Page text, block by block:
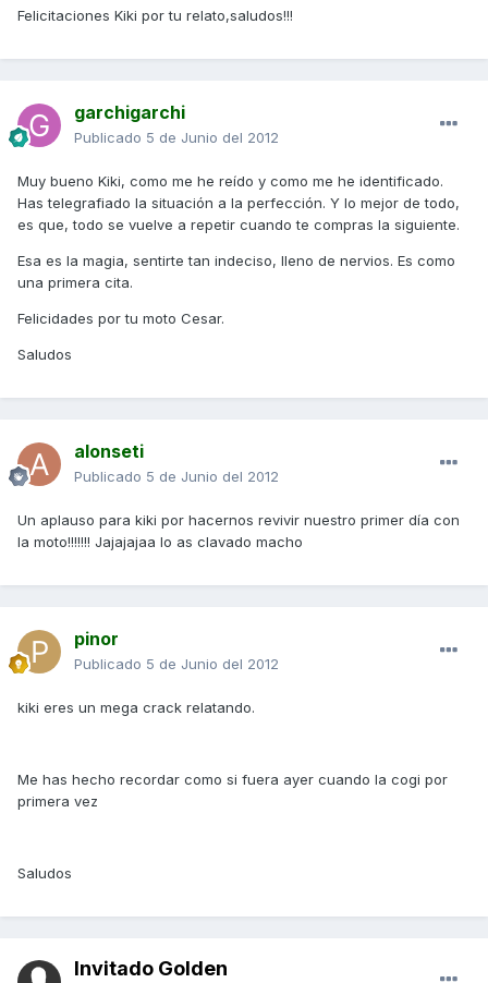
Felicitaciones Kiki por tu relato,saludos!!!
garchigarchi
Publicado 5 de Junio del 2012
Muy bueno Kiki, como me he reído y como me he identificado.
Has telegrafiado la situación a la perfección. Y lo mejor de todo,
es que, todo se vuelve a repetir cuando te compras la siguiente.
Esa es la magia, sentirte tan indeciso, lleno de nervios. Es como
una primera cita.
Felicidades por tu moto Cesar.
Saludos
alonseti
Publicado 5 de Junio del 2012
Un aplauso para kiki por hacernos revivir nuestro primer día con
la moto!!!!!!! Jajajajaa lo as clavado macho
pinor
Publicado 5 de Junio del 2012
kiki eres un mega crack relatando.
Me has hecho recordar como si fuera ayer cuando la cogi por
primera vez
Saludos
Invitado Golden